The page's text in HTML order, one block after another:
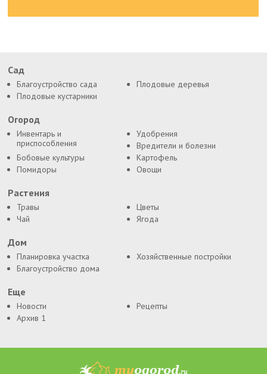
Сад
Благоустройство сада
Плодовые деревья
Плодовые кустарники
Огород
Инвентарь и
приспособления
Удобрения
Вредители и болезни
Бобовые культуры
Картофель
Помидоры
Овощи
Растения
Травы
Цветы
Чай
Ягода
Дом
Планировка участка
Хозяйственные постройки
Благоустройство дома
Еще
Новости
Рецепты
Архив 1